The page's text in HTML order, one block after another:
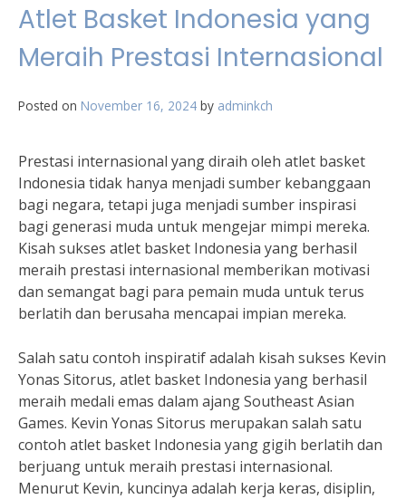
Atlet Basket Indonesia yang
Meraih Prestasi Internasional
Posted on November 16, 2024 by adminkch
Prestasi internasional yang diraih oleh atlet basket
Indonesia tidak hanya menjadi sumber kebanggaan
bagi negara, tetapi juga menjadi sumber inspirasi
bagi generasi muda untuk mengejar mimpi mereka.
Kisah sukses atlet basket Indonesia yang berhasil
meraih prestasi internasional memberikan motivasi
dan semangat bagi para pemain muda untuk terus
berlatih dan berusaha mencapai impian mereka.
Salah satu contoh inspiratif adalah kisah sukses Kevin
Yonas Sitorus, atlet basket Indonesia yang berhasil
meraih medali emas dalam ajang Southeast Asian
Games. Kevin Yonas Sitorus merupakan salah satu
contoh atlet basket Indonesia yang gigih berlatih dan
berjuang untuk meraih prestasi internasional.
Menurut Kevin, kuncinya adalah kerja keras, disiplin,